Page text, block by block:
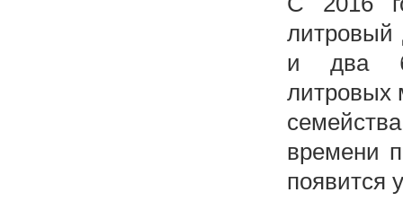
литровый
и два
литровых
времени
появится